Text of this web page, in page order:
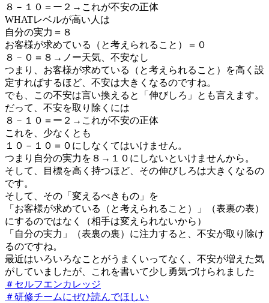
８－１０＝ー２→これが不安の正体
WHATレベルが高い人は
自分の実力＝８
お客様が求めている（と考えられること）＝０
８－０＝８→ノー天気、不安なし
つまり、お客様が求めている（と考えられること）を高く設
定すればするほど、不安は大きくなるのですね。
でも、この不安は言い換えると「伸びしろ」とも言えます。
だって、不安を取り除くには
８－１０＝ー２→これが不安の正体
これを、少なくとも
１０－１０＝０にしなくてはいけません。
つまり自分の実力を８→１０にしないといけませんから。
そして、目標を高く持つほど、その伸びしろは大きくなるの
です。
そして、その「変えるべきもの」を
「お客様が求めている（と考えられること）」（表裏の表）
にするのではなく（相手は変えられないから）
「自分の実力」（表裏の裏）に注力すると、不安が取り除け
るのですね。
最近はいろいろなことがうまくいってなく、不安が増えた気
がしていましたが、これを書いて少し勇気づけられました
＃セルフエンカレッジ
＃研修チームにぜひ読んでほしい